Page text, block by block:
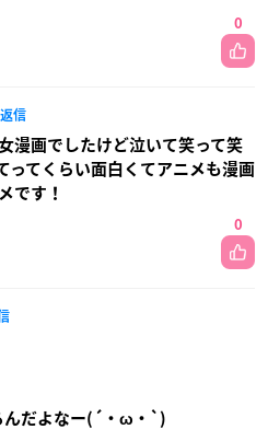
0
返信
漫画でしたけど泣いて笑って笑
ってくらい面白くてアニメも漫画
です！
0
んだよなー(´・ω・`)